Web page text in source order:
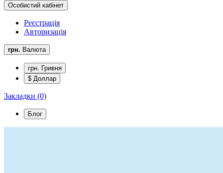
Особистий кабінет
Реєстрація
Авторизація
грн. Валюта
грн. Гривня
$ Доллар
Закладки (0)
Блог